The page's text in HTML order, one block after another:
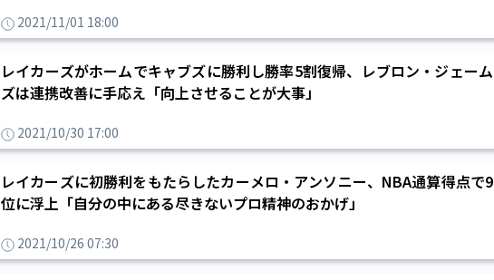
2021/11/01 18:00
レイカーズがホームでキャブズに勝利し勝率5割復帰、レブロン・ジェーム
ズは連携改善に手応え「向上させることが大事」
2021/10/30 17:00
レイカーズに初勝利をもたらしたカーメロ・アンソニー、NBA通算得点で9
位に浮上「自分の中にある尽きないプロ精神のおかげ」
2021/10/26 07:30